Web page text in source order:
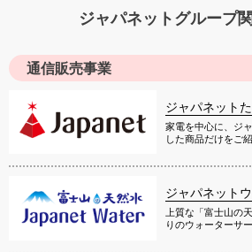
ジャパネットグループ
通信販売事業
ジャパネット
家電を中心に、ジ
した商品だけをご紹
ジャパネット
上質な「富士山の
りのウォーターサ